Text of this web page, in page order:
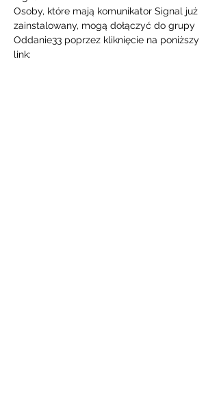
Osoby, które mają komunikator Signal już
zainstalowany, mogą dołączyć do grupy
Oddanie33 poprzez kliknięcie na poniższy
link: